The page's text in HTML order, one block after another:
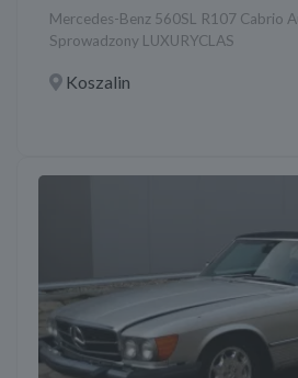
Mercedes-Benz 560SL R107 Cabrio
Sprowadzony LUXURYCLAS
Koszalin